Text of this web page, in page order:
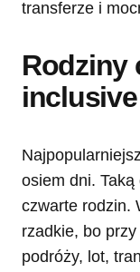
transferze i
Rodziny
inclusive
osiem dni. Taką
czwarte rodzin.
rzadkie, bo
podróży, lot,